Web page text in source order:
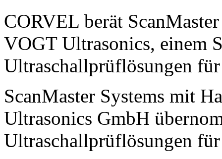
CORVEL berät
VOGT Ultrasonics, einem
Ultraschallprüflösungen
ScanMaster Systems mit
Ultrasonics GmbH
Ultraschallprüflösungen